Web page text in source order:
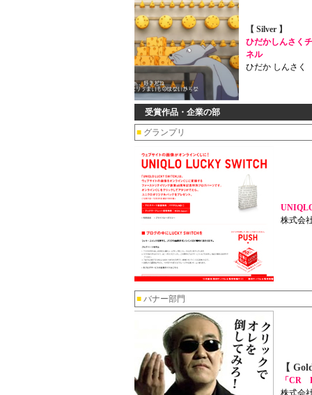
【 Silver 】
ひだかしんさく
ネル
ひだか しんさく
受賞作品・企業の部
■ グランプリ
株式会
■ バナー部門
【
「CR
株式会